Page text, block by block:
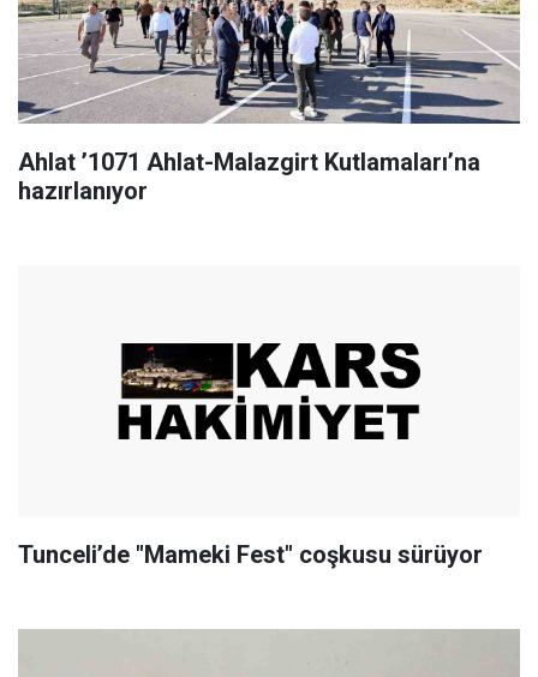
Ahlat ’1071 Ahlat-Malazgirt Kutlamaları’na
hazırlanıyor
Tunceli’de "Mameki Fest" coşkusu sürüyor